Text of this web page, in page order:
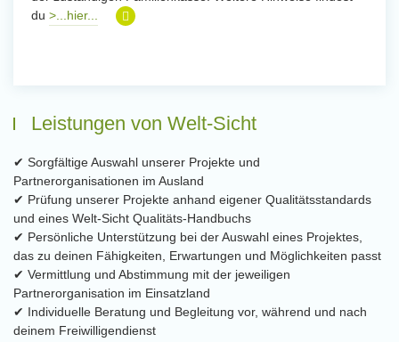
du >...hier...
Leistungen von Welt-Sicht
✔ Sorgfältige Auswahl unserer Projekte und
Partnerorganisationen im Ausland
✔ Prüfung unserer Projekte anhand eigener Qualitätsstandards
und eines Welt-Sicht Qualitäts-Handbuchs
✔ Persönliche Unterstützung bei der Auswahl eines Projektes,
das zu deinen Fähigkeiten, Erwartungen und Möglichkeiten passt
✔ Vermittlung und Abstimmung mit der jeweiligen
Partnerorganisation im Einsatzland
✔ Individuelle Beratung und Begleitung vor, während und nach
deinem Freiwilligendienst